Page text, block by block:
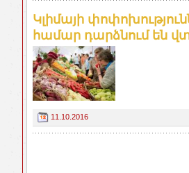
Կլիմայի
համար դարձնում են
11.10.2016